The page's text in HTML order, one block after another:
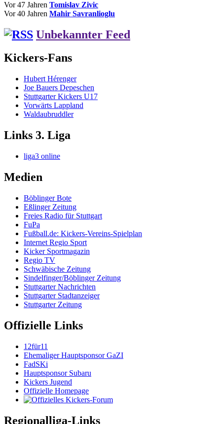
Vor 47 Jahren Tomislav Zivic
Vor 40 Jahren Mahir Savranlioglu
Unbekannter Feed
Kickers-Fans
Hubert Hérenger
Joe Bauers Depeschen
Stuttgarter Kickers U17
Vorwärts Lappland
Waldaubruddler
Links 3. Liga
liga3 online
Medien
Böblinger Bote
Eßlinger Zeitung
Freies Radio für Stuttgart
FuPa
Fußball.de: Kickers-Vereins-Spielplan
Internet Regio Sport
Kicker Sportmagazin
Regio TV
Schwäbische Zeitung
Sindelfinger/Böblinger Zeitung
Stuttgarter Nachrichten
Stuttgarter Stadtanzeiger
Stuttgarter Zeitung
Offizielle Links
12für11
Ehemaliger Hauptsponsor GaZI
FadSKi
Hauptsponsor Subaru
Kickers Jugend
Offizielle Homepage
Regionalliga-Links